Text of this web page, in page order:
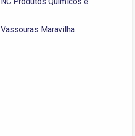
Vassouras Maravilha